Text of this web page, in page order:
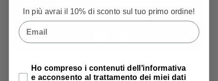
In più avrai il 10% di sconto sul tuo primo ordine!
Email
Privacy Policy
Ho compreso i contenuti dell'informativa
e acconsento al trattamento dei miei dati